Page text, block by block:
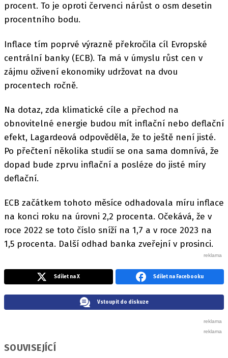
procent. To je oproti červenci nárůst o osm desetin
procentního bodu.
Inflace tím poprvé výrazně překročila cíl Evropské
centrální banky (ECB). Ta má v úmyslu růst cen v
zájmu oživení ekonomiky udržovat na dvou
procentech ročně.
Na dotaz, zda klimatické cíle a přechod na
obnovitelné energie budou mít inflační nebo deflační
efekt, Lagardeová odpověděla, že to ještě není jisté.
Po přečtení několika studií se ona sama domnívá, že
dopad bude zprvu inflační a posléze do jisté míry
deflační.
ECB začátkem tohoto měsíce odhadovala míru inflace
na konci roku na úrovni 2,2 procenta. Očekává, že v
roce 2022 se toto číslo sníží na 1,7 a v roce 2023 na
1,5 procenta. Další odhad banka zveřejní v prosinci.
Sdílet na X Sdílet na Facebooku
Vstoupit do diskuze
SOUVISEJÍCÍ